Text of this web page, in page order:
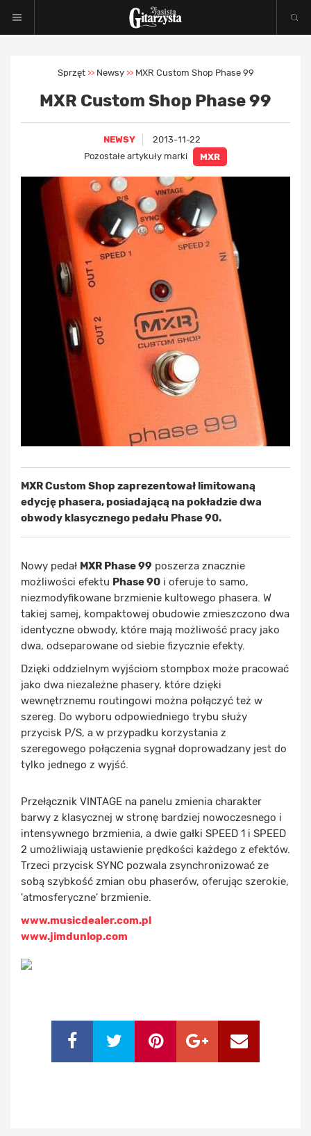
Sprzęt >> Newsy >> MXR Custom Shop Phase 99
MXR Custom Shop Phase 99
NEWSY
2013-11-22
Pozostałe artykuły marki
MXR
MXR Custom Shop zaprezentował limitowaną
edycję phasera, posiadającą na pokładzie dwa
obwody klasycznego pedału Phase 90.
Nowy pedał MXR Phase 99 poszerza znacznie
możliwości efektu Phase 90 i oferuje to samo,
niezmodyfikowane brzmienie kultowego phasera. W
takiej samej, kompaktowej obudowie zmieszczono dwa
identyczne obwody, które mają możliwość pracy jako
dwa, odseparowane od siebie fizycznie efekty.
Dzięki oddzielnym wyjściom stompbox może pracować
jako dwa niezależne phasery, które dzięki
wewnętrznemu routingowi można połączyć też w
szereg. Do wyboru odpowiedniego trybu służy
przycisk P/S, a w przypadku korzystania z
szeregowego połączenia sygnał doprowadzany jest do
tylko jednego z wyjść.
Przełącznik VINTAGE na panelu zmienia charakter
barwy z klasycznej w stronę bardziej nowoczesnego i
intensywnego brzmienia, a dwie gałki SPEED 1 i SPEED
2 umożliwiają ustawienie prędkości każdego z efektów.
Trzeci przycisk SYNC pozwala zsynchronizować ze
sobą szybkość zmian obu phaserów, oferując szerokie,
'atmosferyczne' brzmienie.
www.musicdealer.com.pl
www.jimdunlop.com